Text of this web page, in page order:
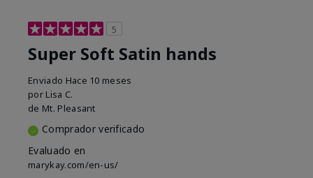
5
Super Soft Satin hands
Enviado Hace 10 meses
por Lisa C.
de Mt. Pleasant
Comprador verificado
Evaluado en
marykay.com/en-us/